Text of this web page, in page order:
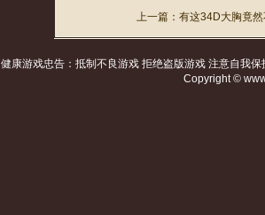
上一篇： 有这34D大胸竟
健康游戏忠告：抵制不良游戏 拒绝盗版游戏 注意自我
Copyright ©